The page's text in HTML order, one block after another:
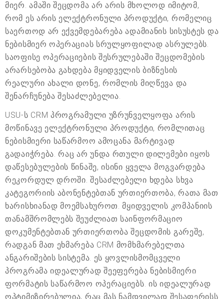
მიერ. ამაში შეცდომა არ არის მხოლოდ იმიტომ,
რომ ეს არის ელექტრონული პროდუქტი, რომელიც
საერთოდ არ ექვემდებარება ადამიანის სისუსტეს და
ნებისმიერ ოპერაციას სრულყოფილად ასრულებს.
საოფისე ოპერაციების შესრულებაში შეცდომების
არარსებობა გახდება მყიდველის ბიზნესის
რეალური ახალი დონე, რომლის მიღწევა და
შენარჩუნება შესაძლებელია.
USU-ს CRM პროგრამული უზრუნველყოფა არის
მოწინავე ელექტრონული პროდუქტი, რომლითაც
ნებისმიერი საწარმოო ამოცანა მარტივად
გადაიჭრება. რაც არ უნდა რთული დილემები იყოს
დაწესებულების წინაშე, ისინი ყველა მოგვარდება
რეკორდულ დროში. შესაძლებელი ხდება სხვა
კატეგორიის აბონენტებთან ურთიერთობა, რათა მათ
ხარისხიანად მოემსახუროთ. მყიდველის კომპანიის
თანამშრომლებს შეუძლიათ საინფორმაციო
დოკუმენტებთან ურთიერთობა შეცდომის გარეშე,
რადგან მათ ეხმარება CRM მომხმარებელთა
ანგარიშების სისტემა. ეს ყოვლისმომცველი
პროგრამა იდეალურად შეეფერება ნებისმიერი
ფორმატის საწარმოო ოპერაციებს. ის იდეალურად
ოპტიმიზირებულია, რაც მას ნამდვილად შესაფერისს